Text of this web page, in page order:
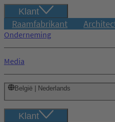
Klant
Raamfabrikant
Onderneming
Media
België | Nederlands
Klant